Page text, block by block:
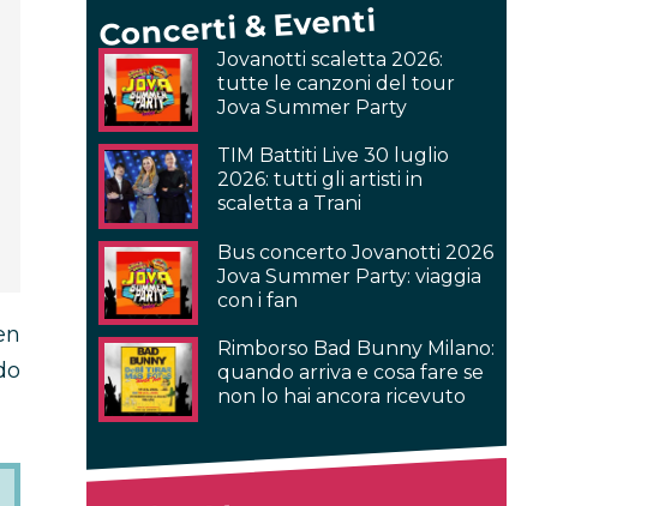
Concerti & Eventi
Jovanotti scaletta 2026:
tutte le canzoni del tour
Jova Summer Party
TIM Battiti Live 30 luglio
2026: tutti gli artisti in
scaletta a Trani
Bus concerto Jovanotti 2026
Jova Summer Party: viaggia
con i fan
Rimborso Bad Bunny Milano:
quando arriva e cosa fare se
non lo hai ancora ricevuto